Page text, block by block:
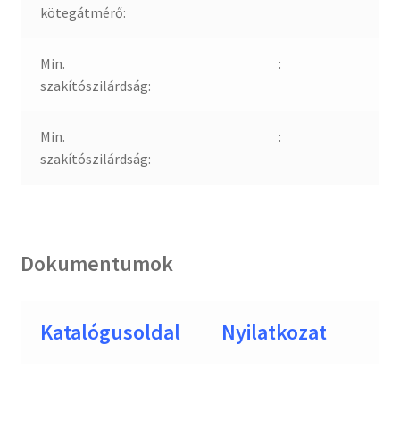
kötegátmérő:
Min.
szakítószilárdság:
:
Min.
szakítószilárdság:
:
Dokumentumok
Katalógusoldal Nyilatkozat